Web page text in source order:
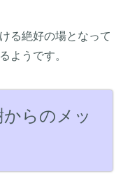
る絶好の場となって
ようです。
らのメッ